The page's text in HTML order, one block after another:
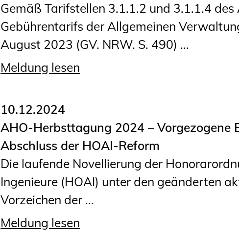
Sachverständige
Öffentlich bestellte und
vereidigte Sachverständige
Prüfsachverständige
Bauvorlageberechtigte
Sachkundige für Zustands- und
Funktionsprüfung privater
Abwasserleitungen
Vereinbarungen mit
Ingenieurkammern
Büronachfolge
Gemäß Tarifstellen 3.1.1.2 und 3.1.1.4 des
Gebührentarifs der Allgemeinen
August 2023 (GV. NRW. S. 490) ...
Meldung lesen
10.12.2024
AHO-Herbsttagung 2024 – Vorgezogene
Abschluss der HOAI-Reform
Die laufende Novellierung der
Ingenieure (HOAI) unter den geänderten
Vorzeichen der ...
Meldung lesen